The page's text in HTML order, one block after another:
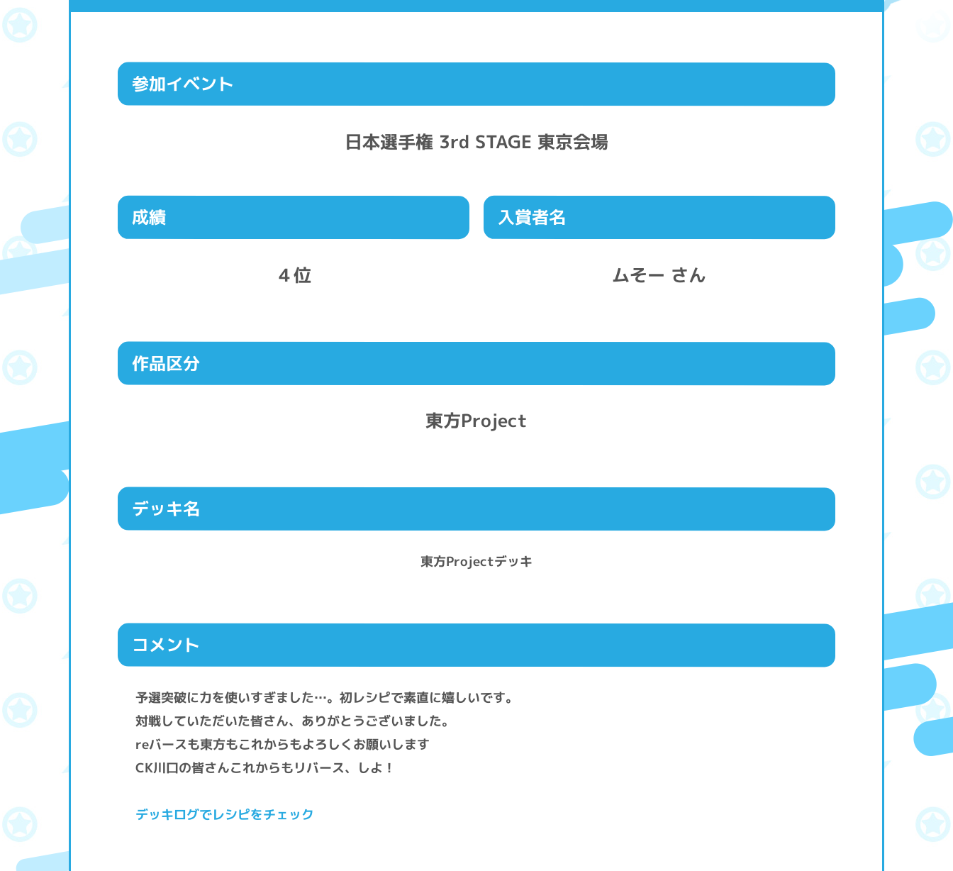
参加イベント
日本選手権 3rd STAGE 東京会場
成績
４位
入賞者名
ムそー さん
作品区分
東方Project
デッキ名
東方Projectデッキ
コメント
予選突破に力を使いすぎました…。初レシピで素直に嬉しいです。
対戦していただいた皆さん、ありがとうございました。
reバースも東方もこれからもよろしくお願いします
CK川口の皆さんこれからもリバース、しよ！
デッキログでレシピをチェック